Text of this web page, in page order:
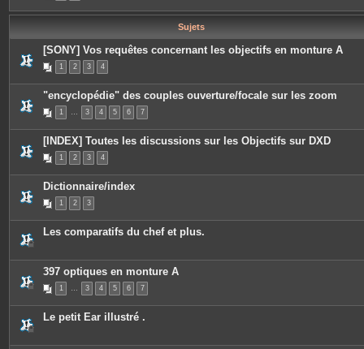
n
Sujets
[SONY] Vos requêtes concernant les objectifs en monture A
1 2 3 4
"encyclopédie" des couples ouverture/focale sur les zoom
1 … 3 4 5 6 7
[INDEX] Toutes les discussions sur les Objectifs sur DXD
1 2 3 4
Dictionnaire/index
1 2 3
Les comparatifs du chef et plus.
397 optiques en monture A
1 … 3 4 5 6 7
Le petit Ear illustré .